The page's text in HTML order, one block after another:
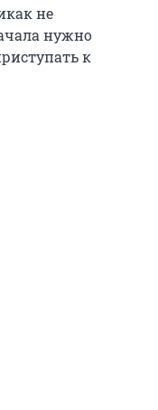
не
нужно
к